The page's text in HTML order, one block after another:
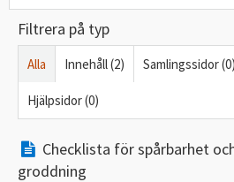
Filtrera på typ
Alla Innehåll (2) Samlingssidor (0)
Hjälpsidor (0)
Checklista för spårbarhet
groddning